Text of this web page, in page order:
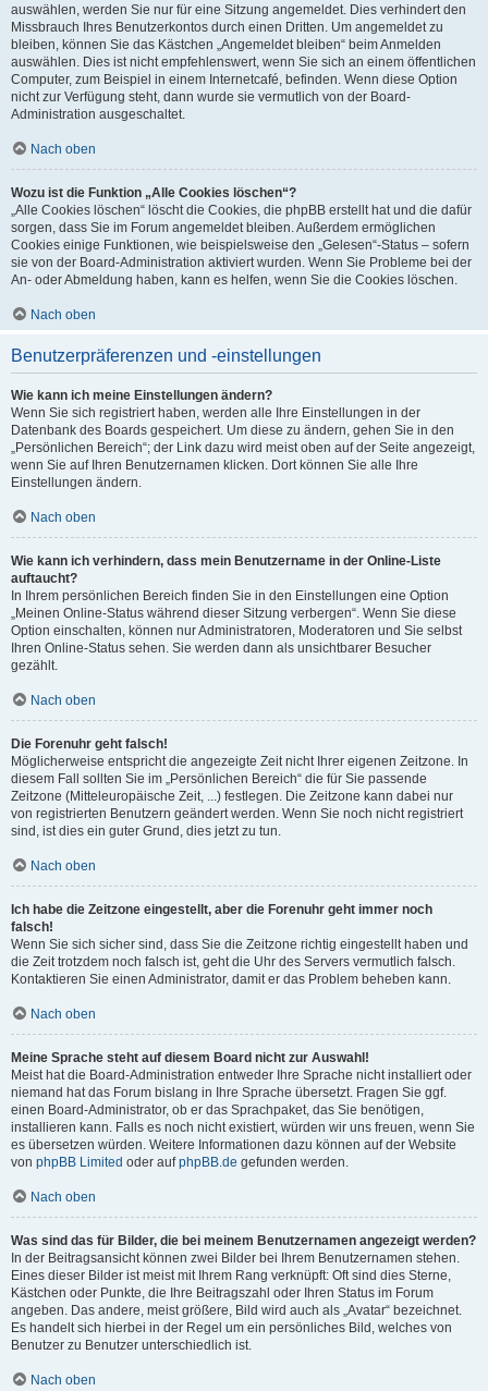
auswählen, werden Sie nur für eine Sitzung angemeldet. Dies verhindert den
Missbrauch Ihres Benutzerkontos durch einen Dritten. Um angemeldet zu
bleiben, können Sie das Kästchen „Angemeldet bleiben“ beim Anmelden
auswählen. Dies ist nicht empfehlenswert, wenn Sie sich an einem öffentlichen
Computer, zum Beispiel in einem Internetcafé, befinden. Wenn diese Option
nicht zur Verfügung steht, dann wurde sie vermutlich von der Board-
Administration ausgeschaltet.
Nach oben
Wozu ist die Funktion „Alle Cookies löschen“?
„Alle Cookies löschen“ löscht die Cookies, die phpBB erstellt hat und die dafür
sorgen, dass Sie im Forum angemeldet bleiben. Außerdem ermöglichen
Cookies einige Funktionen, wie beispielsweise den „Gelesen“-Status – sofern
sie von der Board-Administration aktiviert wurden. Wenn Sie Probleme bei der
An- oder Abmeldung haben, kann es helfen, wenn Sie die Cookies löschen.
Nach oben
Benutzerpräferenzen und -einstellungen
Wie kann ich meine Einstellungen ändern?
Wenn Sie sich registriert haben, werden alle Ihre Einstellungen in der
Datenbank des Boards gespeichert. Um diese zu ändern, gehen Sie in den
„Persönlichen Bereich“; der Link dazu wird meist oben auf der Seite angezeigt,
wenn Sie auf Ihren Benutzernamen klicken. Dort können Sie alle Ihre
Einstellungen ändern.
Nach oben
Wie kann ich verhindern, dass mein Benutzername in der Online-Liste
auftaucht?
In Ihrem persönlichen Bereich finden Sie in den Einstellungen eine Option
„Meinen Online-Status während dieser Sitzung verbergen“. Wenn Sie diese
Option einschalten, können nur Administratoren, Moderatoren und Sie selbst
Ihren Online-Status sehen. Sie werden dann als unsichtbarer Besucher
gezählt.
Nach oben
Die Forenuhr geht falsch!
Möglicherweise entspricht die angezeigte Zeit nicht Ihrer eigenen Zeitzone. In
diesem Fall sollten Sie im „Persönlichen Bereich“ die für Sie passende
Zeitzone (Mitteleuropäische Zeit, ...) festlegen. Die Zeitzone kann dabei nur
von registrierten Benutzern geändert werden. Wenn Sie noch nicht registriert
sind, ist dies ein guter Grund, dies jetzt zu tun.
Nach oben
Ich habe die Zeitzone eingestellt, aber die Forenuhr geht immer noch
falsch!
Wenn Sie sich sicher sind, dass Sie die Zeitzone richtig eingestellt haben und
die Zeit trotzdem noch falsch ist, geht die Uhr des Servers vermutlich falsch.
Kontaktieren Sie einen Administrator, damit er das Problem beheben kann.
Nach oben
Meine Sprache steht auf diesem Board nicht zur Auswahl!
Meist hat die Board-Administration entweder Ihre Sprache nicht installiert oder
niemand hat das Forum bislang in Ihre Sprache übersetzt. Fragen Sie ggf.
einen Board-Administrator, ob er das Sprachpaket, das Sie benötigen,
installieren kann. Falls es noch nicht existiert, würden wir uns freuen, wenn Sie
es übersetzen würden. Weitere Informationen dazu können auf der Website
von phpBB Limited oder aufphpBB.de gefunden werden.
Nach oben
Was sind das für Bilder, die bei meinem Benutzernamen angezeigt werden?
In der Beitragsansicht können zwei Bilder bei Ihrem Benutzernamen stehen.
Eines dieser Bilder ist meist mit Ihrem Rang verknüpft: Oft sind dies Sterne,
Kästchen oder Punkte, die Ihre Beitragszahl oder Ihren Status im Forum
angeben. Das andere, meist größere, Bild wird auch als „Avatar“ bezeichnet.
Es handelt sich hierbei in der Regel um ein persönliches Bild, welches von
Benutzer zu Benutzer unterschiedlich ist.
Nach oben